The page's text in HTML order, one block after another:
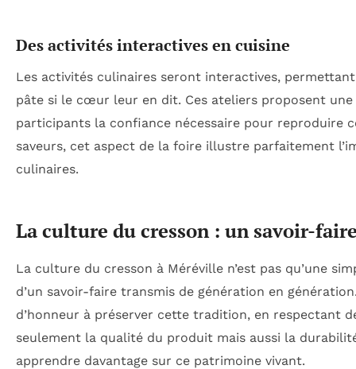
Des activités interactives en cuisine
Les activités culinaires seront interactives,
pâte si le cœur leur en dit. Ces ateliers proposent
participants la confiance nécessaire pour reproduire
saveurs, cet aspect de la foire illustre parfaitement
culinaires.
La culture du cresson : un savoir-
La culture du cresson à Méréville n’est pas qu’une
d’un savoir-faire transmis de génération en
d’honneur à préserver cette tradition, en respectant
seulement la qualité du produit mais aussi la
apprendre davantage sur ce patrimoine vivant.